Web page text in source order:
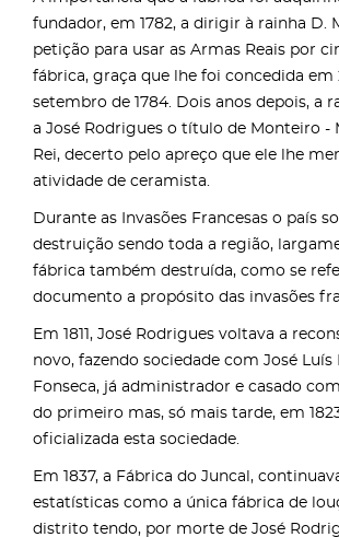
fundador, em 1782, a dirigir à rainha D.
petição para usar as Armas Reais por
fábrica, graça que lhe foi concedida em
setembro de 1784. Dois anos depois, a
a José Rodrigues o título de Monteiro -
Rei, decerto pelo apreço que ele lhe
atividade de ceramista.
Durante as Invasões Francesas o país
destruição sendo toda a região,
fábrica também destruída, como se
documento a propósito das invasões
Em 1811, José Rodrigues voltava a
novo, fazendo sociedade com José Luís
Fonseca, já administrador e casado
do primeiro mas, só mais tarde, em
oficializada esta sociedade.
Em 1837, a Fábrica do Juncal,
estatísticas como a única fábrica de
distrito tendo, por morte de José